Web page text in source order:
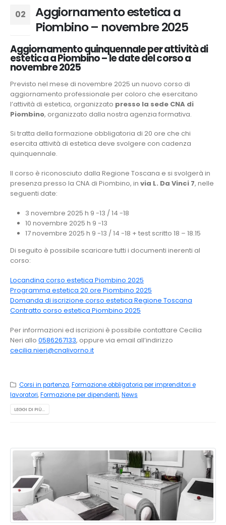
02
Aggiornamento estetica a
Piombino – novembre 2025
Aggiornamento quinquennale per attività di
estetica a Piombino – le date del corso a
novembre 2025
Previsto nel mese di novembre 2025 un nuovo corso di
aggiornamento professionale per coloro che esercitano
l’attività di estetica, organizzato presso la sede CNA di
Piombino, organizzato dalla nostra agenzia formativa.
Si tratta della formazione obbligatoria di 20 ore che chi
esercita attività di estetica deve svolgere con cadenza
quinquennale.
Il corso è riconosciuto dalla Regione Toscana e si svolgerà in
presenza presso la CNA di Piombino, in via L. Da Vinci 7, nelle
seguenti date:
3 novembre 2025 h 9 -13 / 14 -18
10 novembre 2025 h 9 -13
17 novembre 2025 h 9 -13 / 14 -18 + test scritto 18 – 18.15
Di seguito è possibile scaricare tutti i documenti inerenti al
corso:
Locandina corso estetica Piombino 2025
Programma estetica 20 ore Piombino 2025
Domanda di iscrizione corso estetica Regione Toscana
Contratto corso estetica Piombino 2025
Per informazioni ed iscrizioni è possibile contattare Cecilia
Neri allo 0586267133, oppure via email all’indirizzo
cecilia.nieri@cnalivorno.it
Corsi in partenza,Formazione obbligatoria per imprenditori e
lavoratori,Formazione per dipendenti,News
LEGGI DI PIÙ...